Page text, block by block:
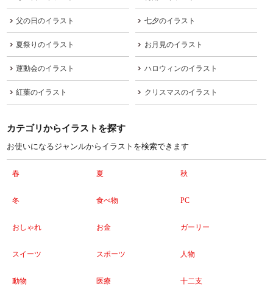
父の日のイラスト 七夕のイラスト
夏祭りのイラスト お月見のイラスト
運動会のイラスト ハロウィンのイラスト
紅葉のイラスト クリスマスのイラスト
カテゴリからイラストを探す
お使いになるジャンルからイラストを検索できます
春 夏 秋
冬 食べ物 PC
おしゃれ お金 ガーリー
スイーツ スポーツ 人物
動物 医療 十二支